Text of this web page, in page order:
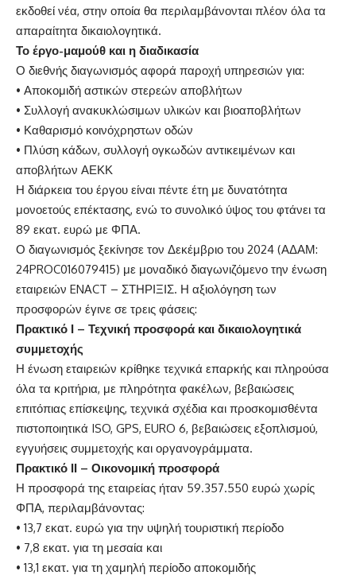
εκδοθεί νέα, στην οποία θα περιλαμβάνονται πλέον όλα τα
απαραίτητα δικαιολογητικά.
Το έργο-μαμούθ και η διαδικασία
Ο διεθνής διαγωνισμός αφορά παροχή υπηρεσιών για:
• Αποκομιδή αστικών στερεών αποβλήτων
• Συλλογή ανακυκλώσιμων υλικών και βιοαποβλήτων
• Καθαρισμό κοινόχρηστων οδών
• Πλύση κάδων, συλλογή ογκωδών αντικειμένων και
αποβλήτων ΑΕΚΚ
Η διάρκεια του έργου είναι πέντε έτη με δυνατότητα
μονοετούς επέκτασης, ενώ το συνολικό ύψος του φτάνει τα
89 εκατ. ευρώ με ΦΠΑ.
Ο διαγωνισμός ξεκίνησε τον Δεκέμβριο του 2024 (ΑΔΑΜ:
24PROC016079415) με μοναδικό διαγωνιζόμενο την ένωση
εταιρειών ENACT – ΣΤΗΡΙΞΙΣ. Η αξιολόγηση των
προσφορών έγινε σε τρεις φάσεις:
Πρακτικό Ι – Τεχνική προσφορά και δικαιολογητικά
συμμετοχής
Η ένωση εταιρειών κρίθηκε τεχνικά επαρκής και πληρούσα
όλα τα κριτήρια, με πληρότητα φακέλων, βεβαιώσεις
επιτόπιας επίσκεψης, τεχνικά σχέδια και προσκομισθέντα
πιστοποιητικά ISO, GPS, EURO 6, βεβαιώσεις εξοπλισμού,
εγγυήσεις συμμετοχής και οργανογράμματα.
Πρακτικό ΙΙ – Οικονομική προσφορά
Η προσφορά της εταιρείας ήταν 59.357.550 ευρώ χωρίς
ΦΠΑ, περιλαμβάνοντας:
• 13,7 εκατ. ευρώ για την υψηλή τουριστική περίοδο
• 7,8 εκατ. για τη μεσαία και
• 13,1 εκατ. για τη χαμηλή περίοδο αποκομιδής